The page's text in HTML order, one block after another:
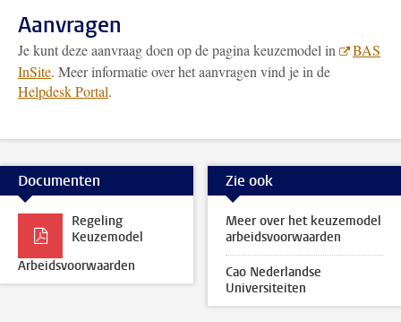
Aanvragen
Je kunt deze aanvraag doen op de pagina keuzemodel in
BAS
InSite. Meer informatie over het aanvragen vind je in de
Helpdesk Portal.
Documenten
Regeling
Keuzemodel
Arbeidsvoorwaarden
Zie ook
Meer over het keuzemodel
arbeidsvoorwaarden
Cao Nederlandse
Universiteiten